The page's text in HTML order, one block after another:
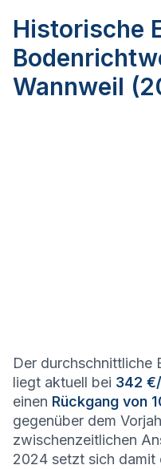
Historische
Wannweil
Der durchschnittliche
liegt aktuell bei 342
einen Rückgang von
gegenüber dem
zwischenzeitlichen
2024 setzt sich damit